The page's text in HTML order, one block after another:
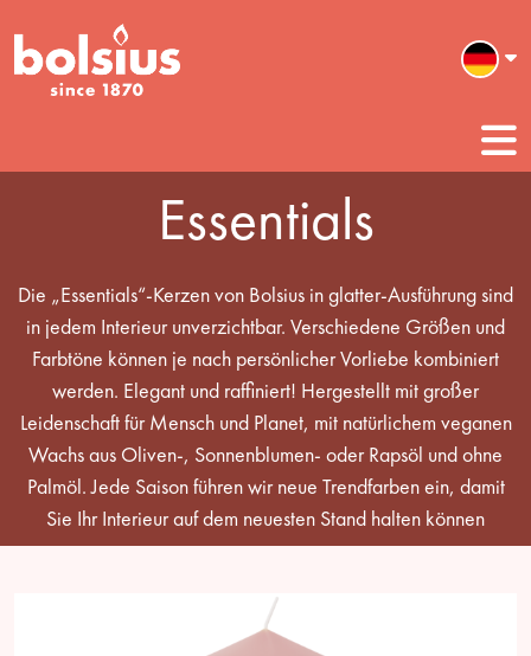
Essentials
Die „Essentials“-Kerzen von Bolsius in glatter-Ausführung sind
in jedem Interieur unverzichtbar. Verschiedene Größen und
Farbtöne können je nach persönlicher Vorliebe kombiniert
werden. Elegant und raffiniert! Hergestellt mit großer
Leidenschaft für Mensch und Planet, mit natürlichem veganen
Wachs aus Oliven-, Sonnenblumen- oder Rapsöl und ohne
Palmöl. Jede Saison führen wir neue Trendfarben ein, damit
Sie Ihr Interieur auf dem neuesten Stand halten können